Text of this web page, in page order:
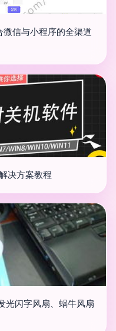
信与小程序的全渠道
决方案教程
光闪字风扇、蜗牛风扇